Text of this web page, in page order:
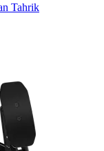
Tahrik